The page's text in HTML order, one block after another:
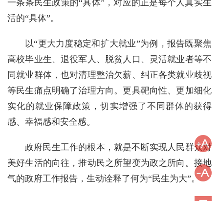
一条条民生政策的“具体”，对应的正是每个人真实生
活的“具体”。
以“更大力度稳定和扩大就业”为例，报告既聚焦
高校毕业生、退役军人、脱贫人口、灵活就业者等不
同就业群体，也对清理整治欠薪、纠正各类就业歧视
等民生痛点明确了治理方向。更具靶向性、更加细化
实化的就业保障政策，切实增强了不同群体的获得
感、幸福感和安全感。
政府民生工作的根本，就是不断实现人民群众对
美好生活的向往，推动民之所望变为政之所向。接地
气的政府工作报告，生动诠释了何为“民生为大”。